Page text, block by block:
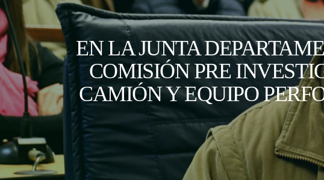
EN LA JUNTA
COMISIÓN PRE
CAMIÓN Y EQUIPO